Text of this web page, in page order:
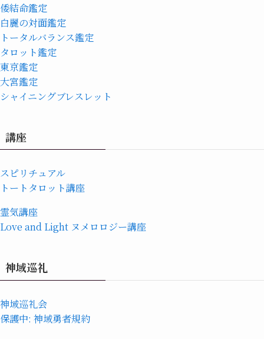
倭結命鑑定
白麗の対面鑑定
トータルバランス鑑定
タロット鑑定
東京鑑定
大宮鑑定
シャイニングブレスレット
講座
スピリチュアル
トートタロット講座
霊気講座
Love and Light ヌメロロジー講座
神域巡礼
神域巡礼会
保護中: 神域勇者規約